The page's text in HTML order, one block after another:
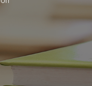
I
N